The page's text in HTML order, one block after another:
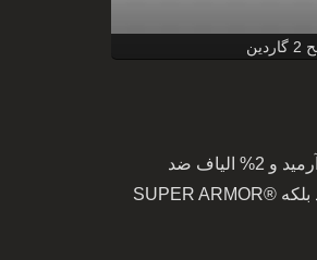
اما SUPER ARMOR® GUARDIAN فقط به زیبایی محدود نمی‌شود - پوسته خارجی آن که از پارچه KANOX® AD02-S ساخته شده و شامل 98% آرمید و 2% الیاف ضد
الکتریسیته ساکن است، دارای الگوی چک خاصی است که در بافت تویل بافته شده است. این بافت منحصر به فرد نه تنها درخششی به سطح می‌بخشد بلکه SUPER ARMOR®